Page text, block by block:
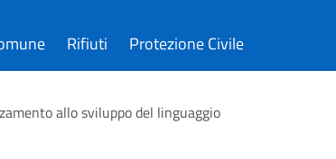
Rifiuti Protezione Civile
allo sviluppo del linguaggio